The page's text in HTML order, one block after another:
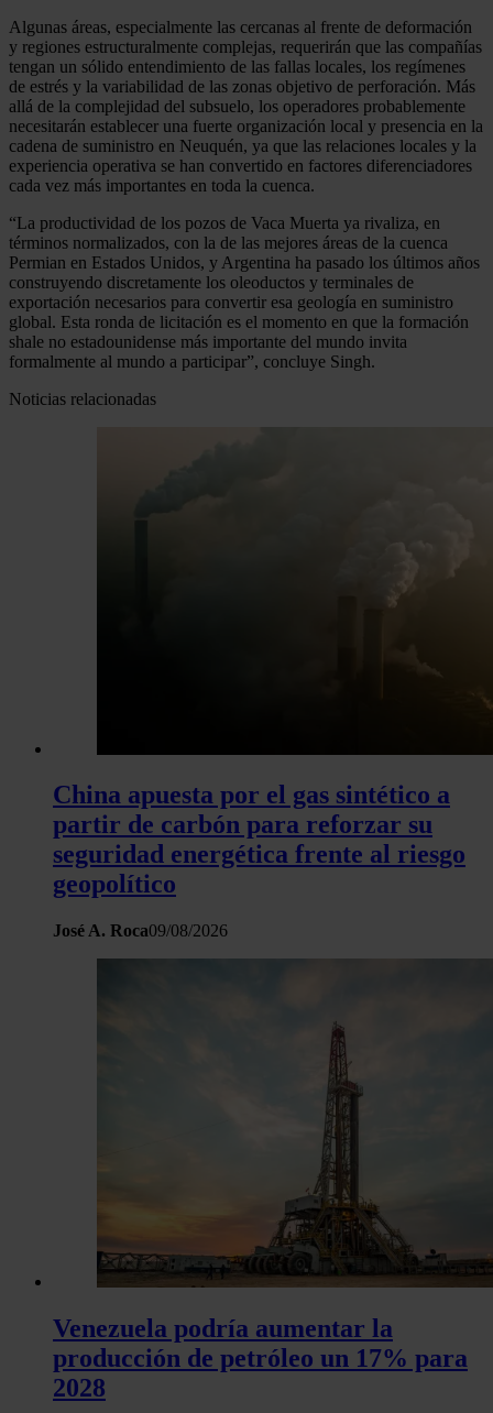
Algunas áreas, especialmente las cercanas al frente de deformación
y regiones estructuralmente complejas, requerirán que las compañías
tengan un sólido entendimiento de las fallas locales, los regímenes
de estrés y la variabilidad de las zonas objetivo de perforación. Más
allá de la complejidad del subsuelo, los operadores probablemente
necesitarán establecer una fuerte organización local y presencia en la
cadena de suministro en Neuquén, ya que las relaciones locales y la
experiencia operativa se han convertido en factores diferenciadores
cada vez más importantes en toda la cuenca.
“La productividad de los pozos de Vaca Muerta ya rivaliza, en
términos normalizados, con la de las mejores áreas de la cuenca
Permian en Estados Unidos, y Argentina ha pasado los últimos años
construyendo discretamente los oleoductos y terminales de
exportación necesarios para convertir esa geología en suministro
global. Esta ronda de licitación es el momento en que la formación
shale no estadounidense más importante del mundo invita
formalmente al mundo a participar”, concluye Singh.
Noticias relacionadas
China apuesta por el gas sintético a
partir de carbón para reforzar su
seguridad energética frente al riesgo
geopolítico
José A. Roca09/08/2026
Venezuela podría aumentar la
producción de petróleo un 17% para
2028